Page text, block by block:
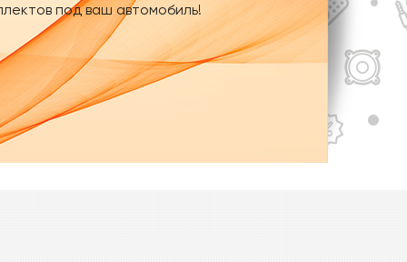
под ваш автомобиль!